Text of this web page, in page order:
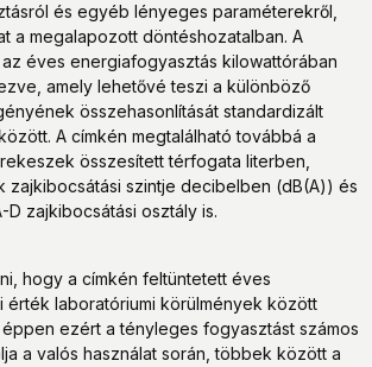
és egyéb lényeges paraméterekről,
a megalapozott döntéshozatalban. A
éves energiafogyasztás kilowattórában
amely lehetővé teszi a különböző
összehasonlítását standardizált
A címkén megtalálható továbbá a
összesített térfogata literben,
zajkibocsátási szintje decibelben (dB(A)) és
zajkibocsátási osztály is.
hogy a címkén feltüntetett éves
érték laboratóriumi körülmények között
ezért a tényleges fogyasztást számos
a valós használat során, többek között a